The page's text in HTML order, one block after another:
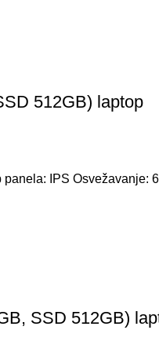
512GB) laptop
IPS Osvežavanje:
SSD 512GB)